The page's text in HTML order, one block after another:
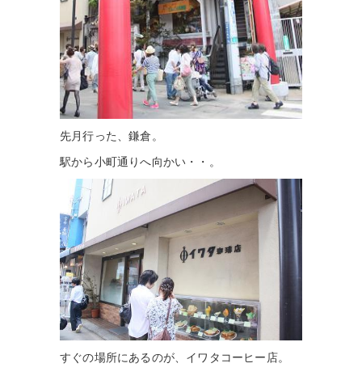
先月行った、鎌倉。
駅から小町通りへ向かい・・。
すぐの場所にあるのが、イワタコーヒー店。